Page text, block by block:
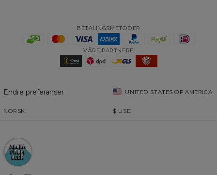
BETALINGSMETODER
VÅRE PARTNERE
Endre preferanser UNITED STATES OF AMERICA
NORSK $ USD